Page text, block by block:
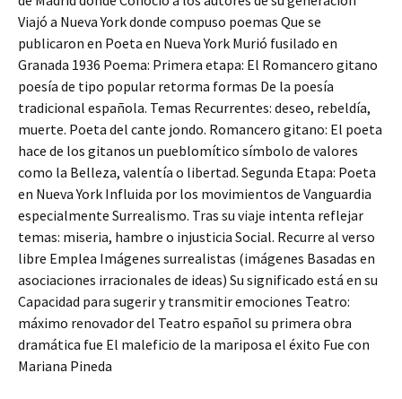
Viajó a Nueva York donde compuso poemas Que se
publicaron en Poeta en Nueva York Murió fusilado en
Granada 1936 Poema: Primera etapa: El Romancero gitano
poesía de tipo popular retorma formas De la poesía
tradicional española. Temas Recurrentes: deseo, rebeldía,
muerte. Poeta del cante jondo. Romancero gitano: El poeta
hace de los gitanos un pueblomítico símbolo de valores
como la Belleza, valentía o libertad. Segunda Etapa: Poeta
en Nueva York Influida por los movimientos de Vanguardia
especialmente Surrealismo. Tras su viaje intenta reflejar
temas: miseria, hambre o injusticia Social. Recurre al verso
libre Emplea Imágenes surrealistas (imágenes Basadas en
asociaciones irracionales de ideas) Su significado está en su
Capacidad para sugerir y transmitir emociones Teatro:
máximo renovador del Teatro español su primera obra
dramática fue El maleficio de la mariposa el éxito Fue con
Mariana Pineda